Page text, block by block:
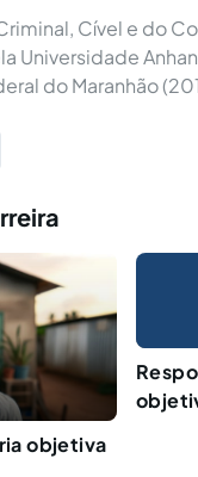
Cível e do
Universidade
do Maranhão
objetiva